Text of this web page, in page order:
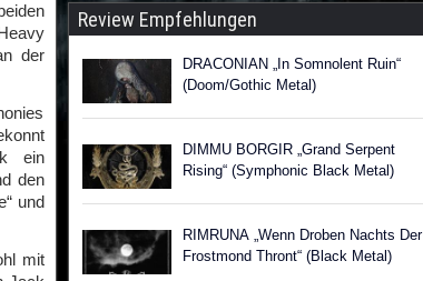
der
ein
den
und
mit
Review Empfehlungen
DRACONIAN „In Somnolent Ruin“
(Doom/Gothic Metal)
DIMMU BORGIR „Grand Serpent
Rising“ (Symphonic Black Metal)
RIMRUNA „Wenn Droben Nachts Der
Frostmond Thront“ (Black Metal)